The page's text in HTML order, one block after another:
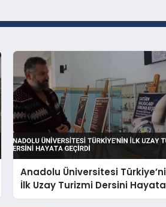
Anadolu Üniversitesi
İlk Uzay Turizmi Dersini Hayata
Geçirdi